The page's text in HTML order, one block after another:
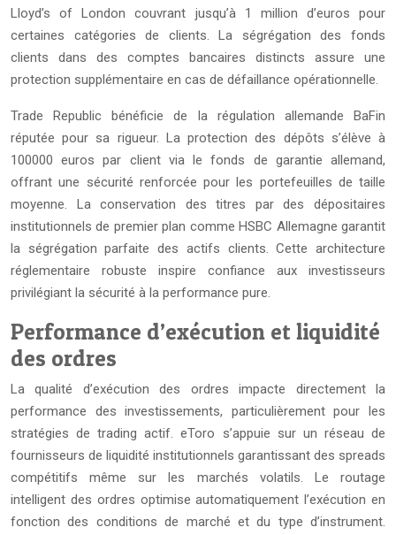
Lloyd’s of London couvrant jusqu’à 1 million d’euros pour
certaines catégories de clients. La ségrégation des fonds
clients dans des comptes bancaires distincts assure une
protection supplémentaire en cas de défaillance opérationnelle.
Trade Republic bénéficie de la régulation allemande BaFin
réputée pour sa rigueur. La protection des dépôts s’élève à
100000 euros par client via le fonds de garantie allemand,
offrant une sécurité renforcée pour les portefeuilles de taille
moyenne. La conservation des titres par des dépositaires
institutionnels de premier plan comme HSBC Allemagne garantit
la ségrégation parfaite des actifs clients. Cette architecture
réglementaire robuste inspire confiance aux investisseurs
privilégiant la sécurité à la performance pure.
Performance d’exécution et liquidité
des ordres
La qualité d’exécution des ordres impacte directement la
performance des investissements, particulièrement pour les
stratégies de trading actif. eToro s’appuie sur un réseau de
fournisseurs de liquidité institutionnels garantissant des spreads
compétitifs même sur les marchés volatils. Le routage
intelligent des ordres optimise automatiquement l’exécution en
fonction des conditions de marché et du type d’instrument.